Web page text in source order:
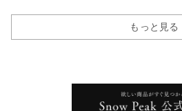
もっと見る